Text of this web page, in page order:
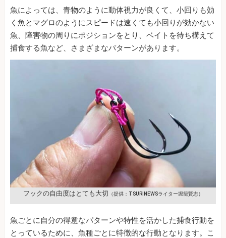
魚によっては、青物のように動体視力が良くて、小回りも効
く魚とマグロのようにスピードは速くても小回りが効かない
魚、障害物の周りにポジションをとり、ベイトを待ち構えて
捕食する魚など、さまざまなパターンがあります。
フックの自由度はとても大切 （提供：TSURINEWSライター堀籠賢志）
魚ごとに自分の得意なパターンや特性を活かした捕食行動を
とっているために、魚種ごとに特徴的な行動となります。こ